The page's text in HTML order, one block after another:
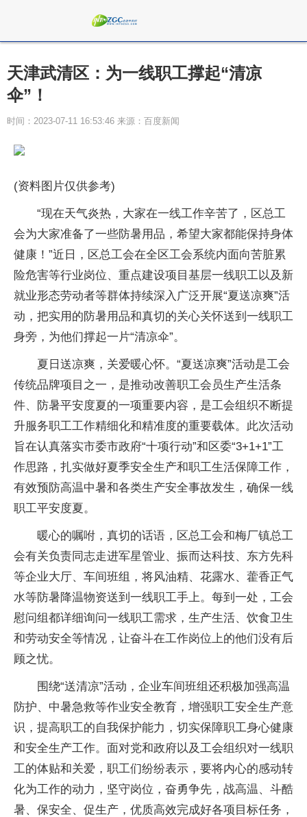
天津武清区：为一线职工撑起“清凉
伞”！
时间：2023-07-11 16:53:46 来源：百度新闻
(资料图片仅供参考)
“现在天气炎热，大家在一线工作辛苦了，区总工
会为大家准备了一些防暑用品，希望大家都能保持身体
健康！”近日，区总工会在全区工会系统内面向苦脏累
险危害等行业岗位、重点建设项目基层一线职工以及新
就业形态劳动者等群体持续深入广泛开展“夏送凉爽”活
动，把实用的防暑用品和真切的关心关怀送到一线职工
身旁，为他们撑起一片“清凉伞”。
夏日送凉爽，关爱暖心怀。“夏送凉爽”活动是工会
传统品牌项目之一，是推动改善职工会员生产生活条
件、防暑平安度夏的一项重要内容，是工会组织不断提
升服务职工工作精细化和精准度的重要载体。此次活动
旨在认真落实市委市政府“十项行动”和区委“3+1+1”工
作思路，扎实做好夏季安全生产和职工生活保障工作，
有效预防高温中暑和各类生产安全事故发生，确保一线
职工平安度夏。
暖心的嘱咐，真切的话语，区总工会和梅厂镇总工
会有关负责同志走进军星管业、振而达科技、东方先科
等企业大厅、车间班组，将风油精、花露水、藿香正气
水等防暑降温物资送到一线职工手上。每到一处，工会
慰问组都详细询问一线职工需求，生产生活、饮食卫生
和劳动安全等情况，让奋斗在工作岗位上的他们没有后
顾之忧。
围绕“送清凉”活动，企业车间班组还积极加强高温
防护、中暑急救等作业安全教育，增强职工安全生产意
识，提高职工的自我保护能力，切实保障职工身心健康
和安全生产工作。面对党和政府以及工会组织对一线职
工的体贴和关爱，职工们纷纷表示，要将内心的感动转
化为工作的动力，坚守岗位，奋勇争先，战高温、斗酷
暑、保安全、促生产，优质高效完成好各项目标任务，